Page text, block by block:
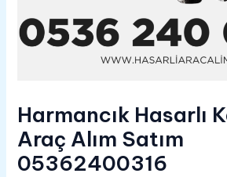
Harmancık Hasarlı
Araç Alım Satım
05362400316